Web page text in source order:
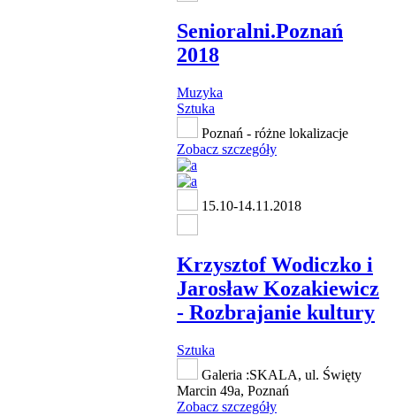
Senioralni.Poznań
2018
Muzyka
Sztuka
Poznań - różne lokalizacje
Zobacz szczegóły
15.10-14.11.2018
Krzysztof Wodiczko i
Jarosław Kozakiewicz
- Rozbrajanie kultury
Sztuka
Galeria :SKALA, ul. Święty
Marcin 49a, Poznań
Zobacz szczegóły